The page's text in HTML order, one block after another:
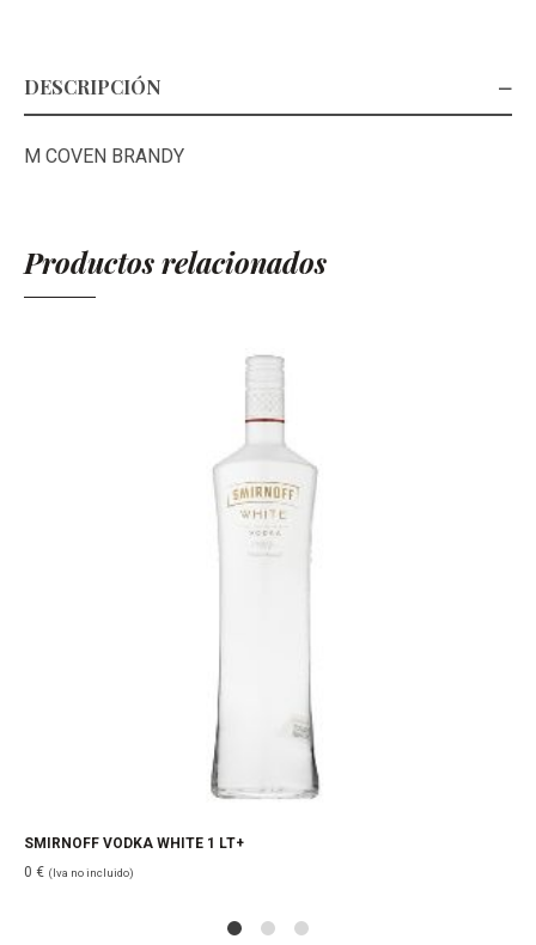
DESCRIPCIÓN
M COVEN BRANDY
Productos relacionados
SMIRNOFF VODKA WHITE 1 LT+
0 € (Iva no incluido)